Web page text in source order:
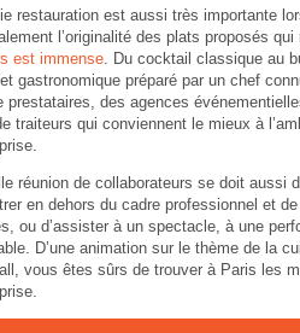
restauration est aussi très importante
l’originalité des plats proposés
est immense. Du cocktail classique au
gastronomique préparé par un chef
prestataires, des agences
traiteurs qui conviennent le mieux à
réunion de collaborateurs se doit aussi
en dehors du cadre professionnel et
ou d’assister à un spectacle, à une
D’une animation sur le thème de la
vous êtes sûrs de trouver à Paris les